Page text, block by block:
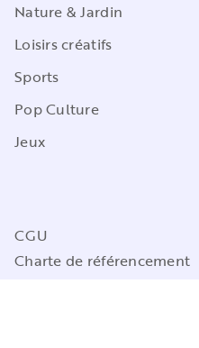
Nature & Jardin
Loisirs créatifs
Sports
Pop Culture
Jeux
CGU
Charte de référencement